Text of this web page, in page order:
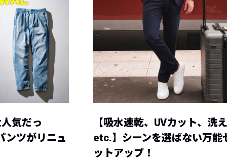
気だっ
ンツがリニュ
【吸水速乾、UVカット、洗
etc.】シーンを選ばない万能
ットアップ！